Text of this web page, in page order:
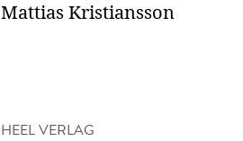
Mattias Kristiansson
HEEL VERLAG